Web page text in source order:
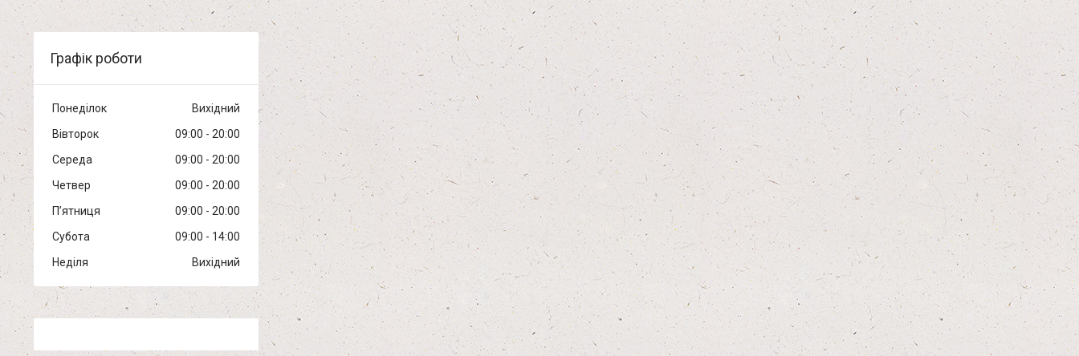
Графік роботи
Понеділок
Вихідний
Вівторок
09:00
20:00
Середа
09:00
20:00
Четвер
09:00
20:00
Пʼятниця
09:00
20:00
Субота
09:00
14:00
Неділя
Вихідний